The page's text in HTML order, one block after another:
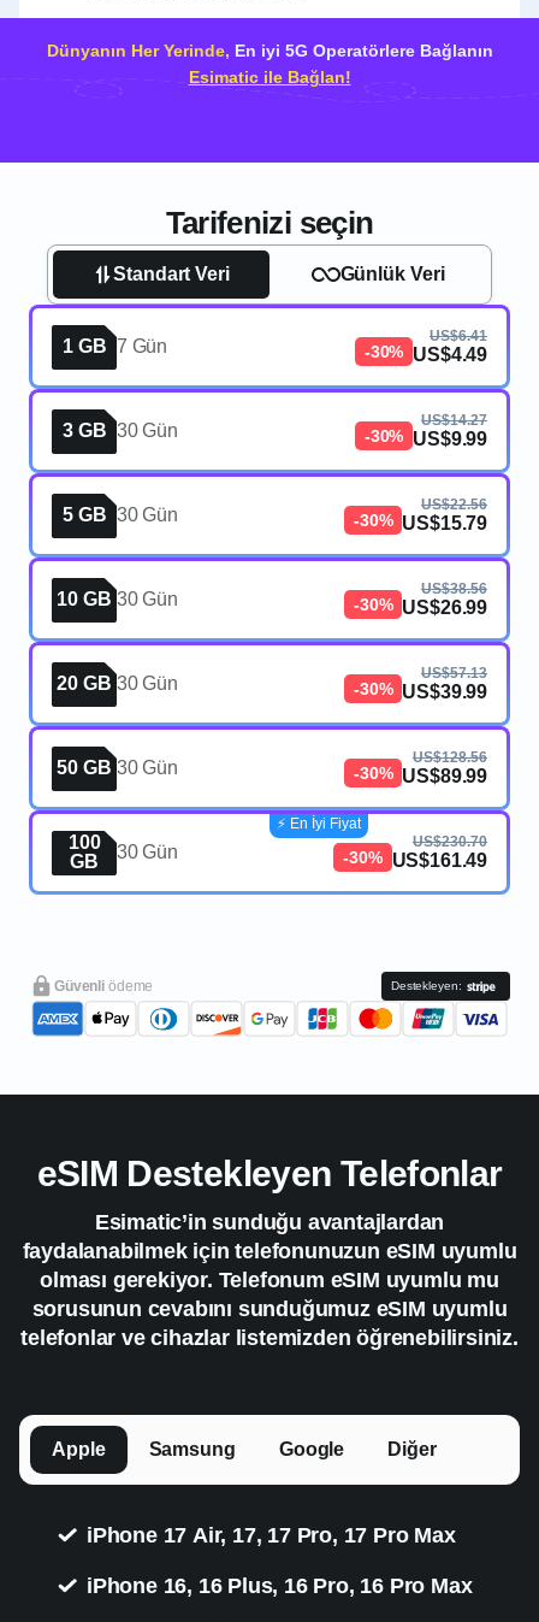
Dünyanın Her Yerinde, En iyi 5G Operatörlere Bağlanın
Esimatic ile Bağlan!
Tarifenizi seçin
Standart Veri Günlük Veri
1 GB 7 Gün -30%
US$6.41
US$4.49
3 GB 30 Gün -30%
US$14.27
US$9.99
5 GB 30 Gün -30%
US$22.56
US$15.79
10 GB 30 Gün -30%
US$38.56
US$26.99
20 GB 30 Gün -30%
US$57.13
US$39.99
50 GB 30 Gün -30%
US$128.56
US$89.99
100
GB
30 Gün -30%
US$230.70
US$161.49
⚡️ En İyi Fiyat
Güvenli ödeme Destekleyen:
eSIM Destekleyen Telefonlar
Esimatic’in sunduğu avantajlardan
faydalanabilmek için telefonunuzun eSIM uyumlu
olması gerekiyor. Telefonum eSIM uyumlu mu
sorusunun cevabını sunduğumuz eSIM uyumlu
telefonlar ve cihazlar listemizden öğrenebilirsiniz.
Apple Samsung Google Diğer
iPhone 17 Air, 17, 17 Pro, 17 Pro Max
iPhone 16, 16 Plus, 16 Pro, 16 Pro Max